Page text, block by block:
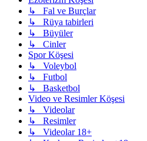
↳ Fal ve Burçlar
↳ Rüya tabirleri
↳ Büyüler
↳ Cinler
Spor Köşesi
↳ Voleybol
↳ Futbol
↳ Basketbol
Video ve Resimler Köşesi
↳ Videolar
↳ Resimler
↳ Videolar 18+